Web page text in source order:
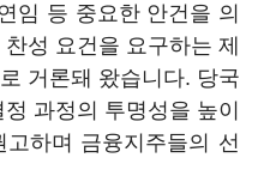
임 등 중요한 안건을 의
성 요건을 요구하는 제
거론돼 왔습니다. 당국
과정의 투명성을 높이
하며 금융지주들의 선